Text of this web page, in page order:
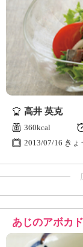
高井 英克
360kcal
2013/07/16 き
あじのアボカ